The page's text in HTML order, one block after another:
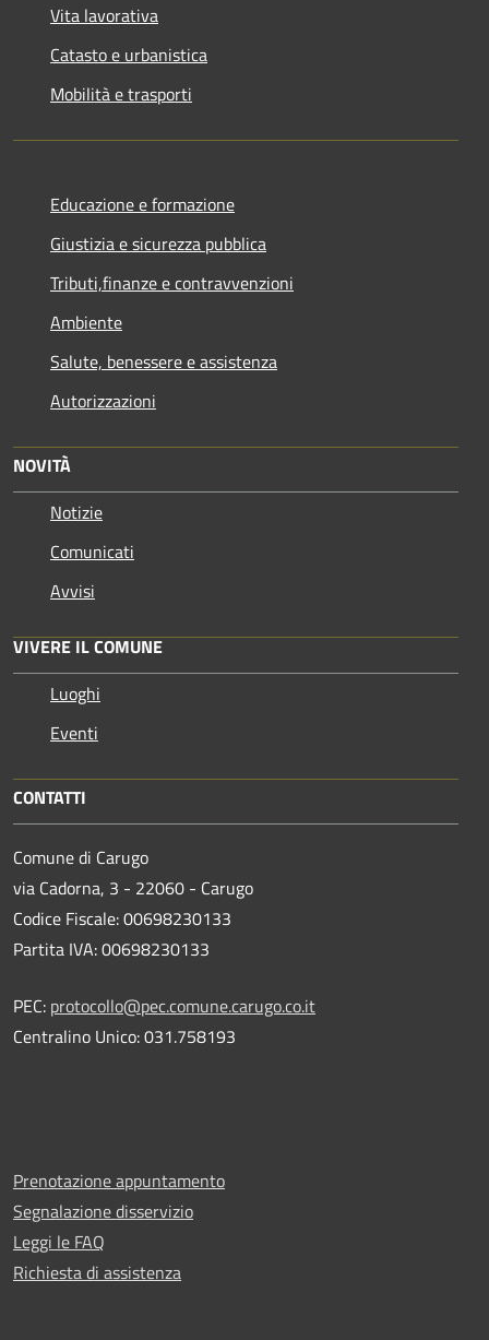
Vita lavorativa
Catasto e urbanistica
Mobilità e trasporti
Educazione e formazione
Giustizia e sicurezza pubblica
Tributi,finanze e contravvenzioni
Ambiente
Salute, benessere e assistenza
Autorizzazioni
NOVITÀ
Notizie
Comunicati
Avvisi
VIVERE IL COMUNE
Luoghi
Eventi
CONTATTI
Comune di Carugo
via Cadorna, 3 - 22060 - Carugo
Codice Fiscale: 00698230133
Partita IVA: 00698230133
PEC: protocollo@pec.comune.carugo.co.it
Centralino Unico: 031.758193
Prenotazione appuntamento
Segnalazione disservizio
Leggi le FAQ
Richiesta di assistenza